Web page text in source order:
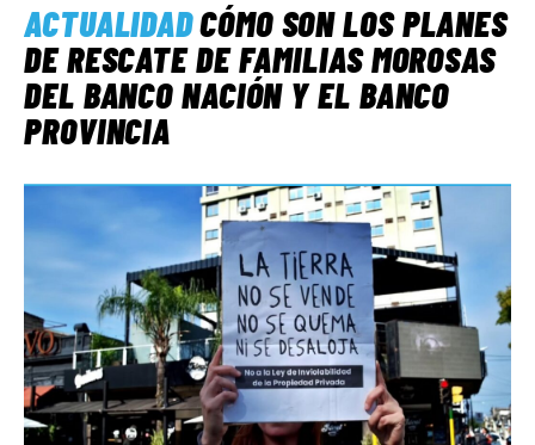
ACTUALIDADCÓMO SON LOS PLANES
DE RESCATE DE FAMILIAS MOROSAS
DEL BANCO NACIÓN Y EL BANCO
PROVINCIA